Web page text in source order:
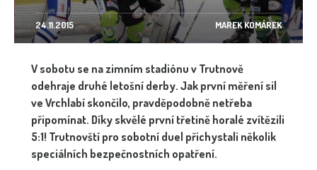
24.11.2015 MAREK KOMÁREK
V sobotu se na zimním stadiónu v Trutnově
odehraje druhé letošní derby. Jak první měření sil
ve Vrchlabí skončilo, pravděpodobně netřeba
připomínat. Díky skvělé první třetině horalé zvítězili
5:1! Trutnovští pro sobotní duel přichystali několik
speciálních bezpečnostních opatření.